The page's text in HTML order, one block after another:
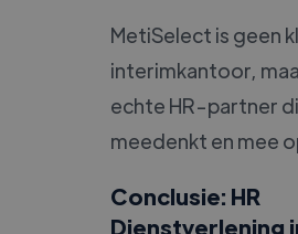
MetiSelect is geen
interimkantoor,
echte HR-partner
meedenkt en mee
Conclusie: HR
Dienstverlening